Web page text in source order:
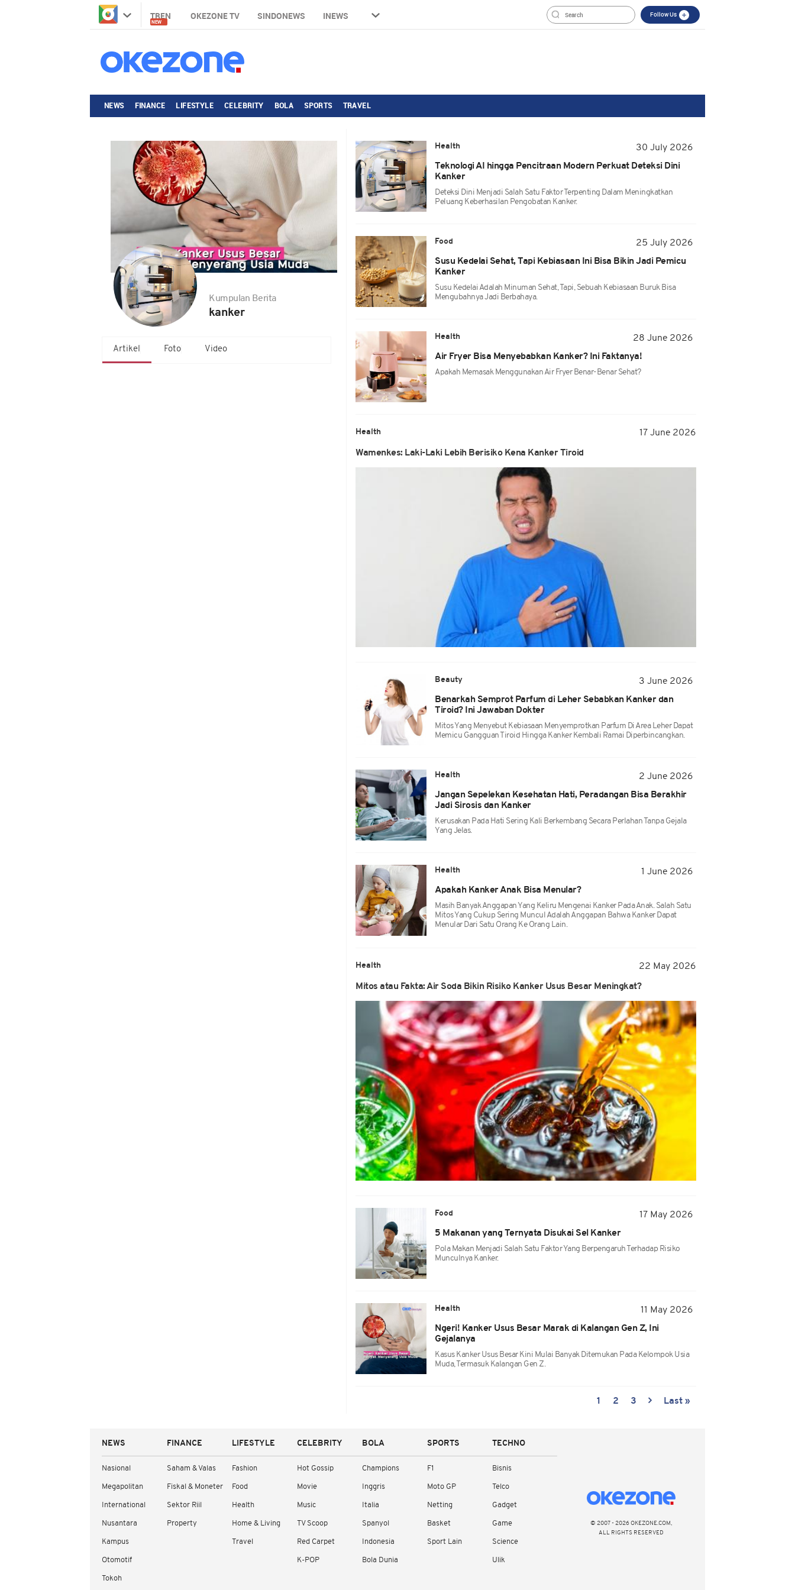
TREN
NEW
OKEZONE TV SINDONEWS INEWS Follow Us
NEWS FINANCE LIFESTYLE CELEBRITY BOLA SPORTS TRAVEL
Kumpulan Berita
kanker
Artikel Foto Video
Health
30 July 2026
Teknologi AI hingga Pencitraan Modern Perkuat Deteksi Dini
Kanker
Deteksi Dini Menjadi Salah Satu Faktor Terpenting Dalam Meningkatkan
Peluang Keberhasilan Pengobatan Kanker.
Food
25 July 2026
Susu Kedelai Sehat, Tapi Kebiasaan Ini Bisa Bikin Jadi Pemicu
Kanker
Susu Kedelai Adalah Minuman Sehat, Tapi, Sebuah Kebiasaan Buruk Bisa
Mengubahnya Jadi Berbahaya.
Health
28 June 2026
Air Fryer Bisa Menyebabkan Kanker? Ini Faktanya!
Apakah Memasak Menggunakan Air Fryer Benar-Benar Sehat?
Health 17 June 2026
Wamenkes: Laki-Laki Lebih Berisiko Kena Kanker Tiroid
Beauty
3 June 2026
Benarkah Semprot Parfum di Leher Sebabkan Kanker dan
Tiroid? Ini Jawaban Dokter
Mitos Yang Menyebut Kebiasaan Menyemprotkan Parfum Di Area Leher Dapat
Memicu Gangguan Tiroid Hingga Kanker Kembali Ramai Diperbincangkan.
Health
2 June 2026
Jangan Sepelekan Kesehatan Hati, Peradangan Bisa Berakhir
Jadi Sirosis dan Kanker
Kerusakan Pada Hati Sering Kali Berkembang Secara Perlahan Tanpa Gejala
Yang Jelas.
Health
1 June 2026
Apakah Kanker Anak Bisa Menular?
Masih Banyak Anggapan Yang Keliru Mengenai Kanker Pada Anak. Salah Satu
Mitos Yang Cukup Sering Muncul Adalah Anggapan Bahwa Kanker Dapat
Menular Dari Satu Orang Ke Orang Lain.
Health 22 May 2026
Mitos atau Fakta: Air Soda Bikin Risiko Kanker Usus Besar Meningkat?
Food
17 May 2026
5 Makanan yang Ternyata Disukai Sel Kanker
Pola Makan Menjadi Salah Satu Faktor Yang Berpengaruh Terhadap Risiko
Munculnya Kanker.
Health
11 May 2026
Ngeri! Kanker Usus Besar Marak di Kalangan Gen Z, Ini
Gejalanya
Kasus Kanker Usus Besar Kini Mulai Banyak Ditemukan Pada Kelompok Usia
Muda, Termasuk Kalangan Gen Z.
1 2 3 Last »
NEWS
Nasional
Megapolitan
International
Nusantara
Kampus
Otomotif
Tokoh
FINANCE
Saham & Valas
Fiskal & Moneter
Sektor Riil
Property
LIFESTYLE
Fashion
Food
Health
Home & Living
Travel
CELEBRITY
Hot Gossip
Movie
Music
TV Scoop
Red Carpet
K-POP
BOLA
Champions
Inggris
Italia
Spanyol
Indonesia
Bola Dunia
SPORTS
F1
Moto GP
Netting
Basket
Sport Lain
TECHNO
Bisnis
Telco
Gadget
Game
Science
Ulik
© 2007 - 2026 OKEZONE.COM,
ALL RIGHTS RESERVED